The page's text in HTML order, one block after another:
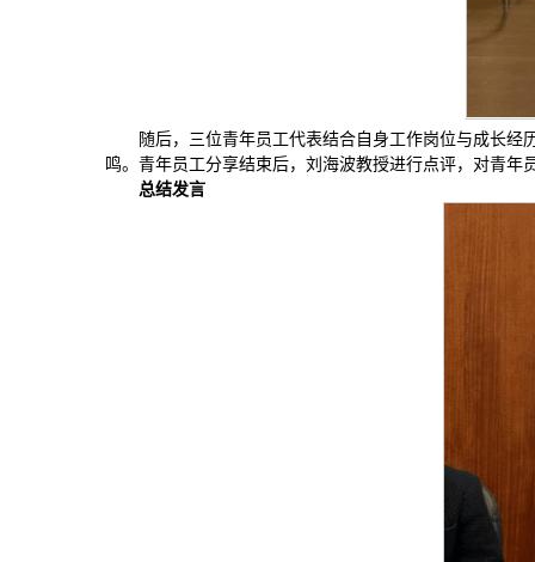
随后，三位青年员工代表结合自身工作岗位与成长
鸣。青年员工分享结束后，刘海波教授进行点评，对青
总结发言